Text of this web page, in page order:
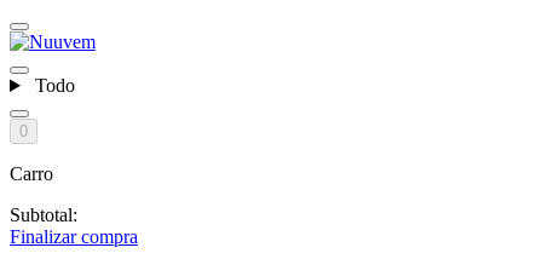
Todo
0
Carro
Subtotal:
Finalizar compra